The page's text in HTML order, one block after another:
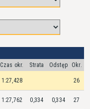
Czas okr. Strata Odstęp Okr.
1:27,428 26
1:27,762 0,334 0,334 27